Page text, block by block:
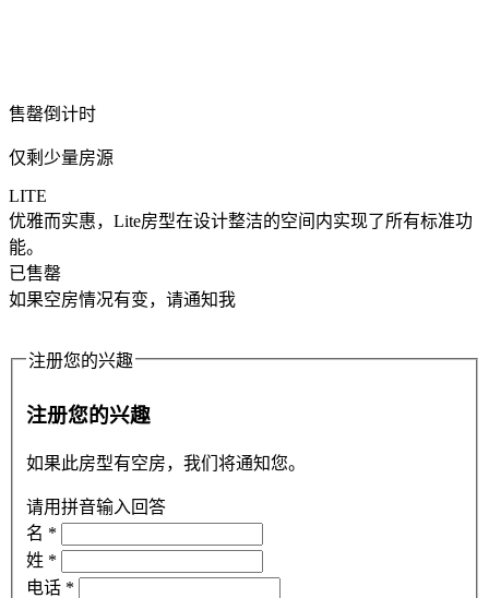
售罄倒计时
仅剩少量房源
LITE
优雅而实惠，Lite房型在设计整洁的空间内实现了所有标准功
能。
已售罄
如果空房情况有变，请通知我
注册您的兴趣
注册您的兴趣
如果此房型有空房，我们将通知您。
请用拼音输入回答
名 *
姓 *
电话 *